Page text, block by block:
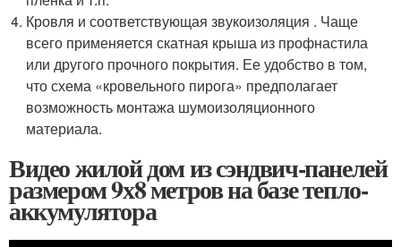
Кровля и соответствующая звукоизоляция . Чаще
всего применяется скатная крыша из профнастила
или другого прочного покрытия. Ее удобство в том,
что схема «кровельного пирога» предполагает
возможность монтажа шумоизоляционного
материала.
Видео жилой дом из сэндвич-панелей
размером 9х8 метров на базе тепло-
аккумулятора